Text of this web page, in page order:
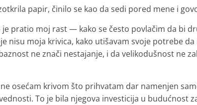
papir, činilo se kao da sedi pored mene i
je pratio moj rast — kako se često povlačim da bi
nisu moja krivica, kako utišavam svoje potrebe
ne znači nestajanje, i da velikodušnost ne
osećam krivom što prihvatam dar namenjen
To je bila njegova investicija u budućnost